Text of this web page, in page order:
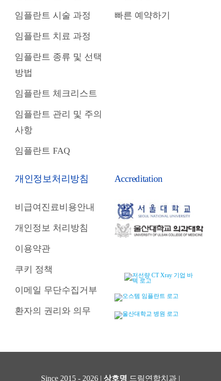
임플란트 시술 과정
임플란트 치료 과정
임플란트 종류 및 선택
방법
임플란트 체크리스트
임플란트 관리 및 주의
사항
임플란트 FAQ
빠른 예약하기
개인정보처리방침
비급여진료비용안내
개인정보 처리방침
이용약관
쿠키 정책
이메일 무단수집거부
환자의 권리와 의무
Accreditation
Since 2015 - 2026 | 상호명 드림연합치과 |